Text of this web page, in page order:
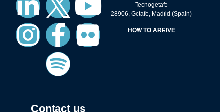
Contact us
Tecnogetafe
28906, Getafe, Madrid (Spain)
HOW TO ARRIVE